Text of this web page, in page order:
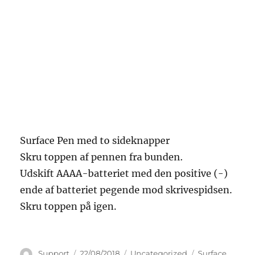
Surface Pen med to sideknapper
Skru toppen af pennen fra bunden.
Udskift AAAA-batteriet med den positive (-)
ende af batteriet pegende mod skrivespidsen.
Skru toppen på igen.
Forfatter Udgivet Kategorier Tags